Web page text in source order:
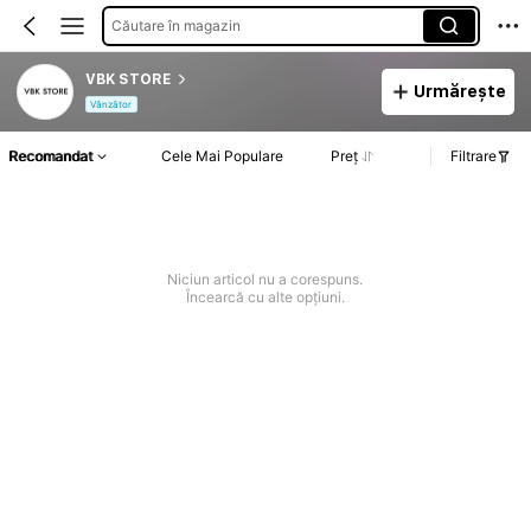
Căutare în magazin
VBK STORE
Vânzător
Urmărește
Recomandat Cele Mai Populare Preț Filtrare
Niciun articol nu a corespuns.
Încearcă cu alte opțiuni.